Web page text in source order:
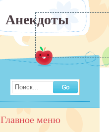
Анекдоты
Поиск...
Главное меню